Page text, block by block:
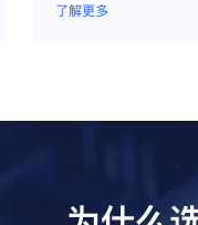
了解更多